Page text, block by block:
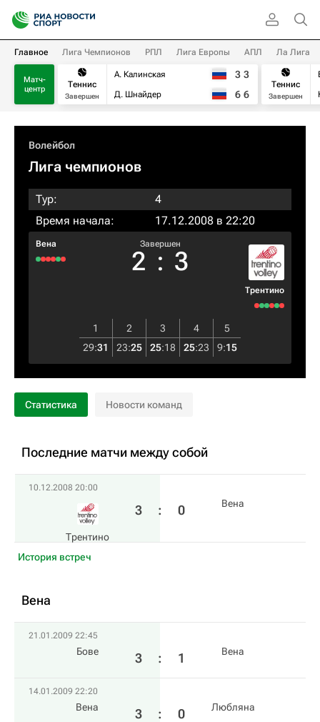
Главное Лига Чемпионов РПЛ Лига Европы АПЛ Ла Лига
Матч-
центр
Теннис
Завершен
А. Калинская
Д. Шнайдер
3 3
6 6
Теннис
Завершен
Волейбол
Лига чемпионов
Тур:
4
Время начала:
17.12.2008 в 22:20
Вена Завершен
2 : 3
Трентино
1 2 3 4
5
29:31 23:25 25:18 25:23 9:15
Статистика Новости команд
Последние матчи между собой
10.12.2008 20:00
Трентино
3 : 0 Вена
История встреч
Вена
21.01.2009 22:45
Бове 3 : 1 Вена
14.01.2009 22:20
Вена 3 : 0 Любляна